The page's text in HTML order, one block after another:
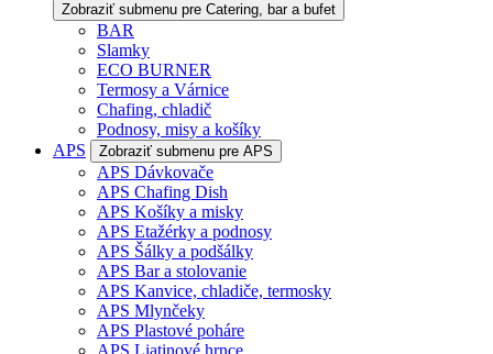
Zobraziť submenu pre Catering, bar a bufet
BAR
Slamky
ECO BURNER
Termosy a Várnice
Chafing, chladič
Podnosy, misy a košíky
APS
Zobraziť submenu pre APS
APS Dávkovače
APS Chafing Dish
APS Košíky a misky
APS Etažérky a podnosy
APS Šálky a podšálky
APS Bar a stolovanie
APS Kanvice, chladiče, termosky
APS Mlynčeky
APS Plastové poháre
APS Liatinové hrnce